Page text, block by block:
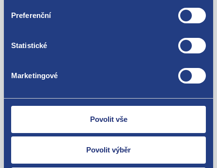
Preferenční
Statistické
Marketingové
Povolit vše
Povolit výběr
zakoupení. Nebo vám pošleme náhradu.